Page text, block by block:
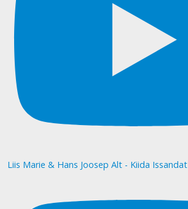
Liis Marie & Hans Joosep Alt - Kiida Issandat